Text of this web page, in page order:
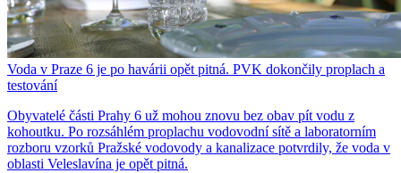
Voda v Praze 6 je po havárii opět pitná. PVK dokončily proplach a
testování
Obyvatelé části Prahy 6 už mohou znovu bez obav pít vodu z
kohoutku. Po rozsáhlém proplachu vodovodní sítě a laboratorním
rozboru vzorků Pražské vodovody a kanalizace potvrdily, že voda v
oblasti Veleslavína je opět pitná.